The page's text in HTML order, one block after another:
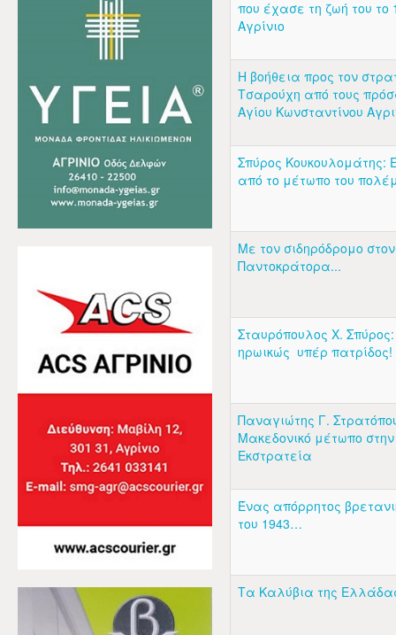
που έχασε τη ζωή του το
Αγρίνιο
Η βοήθεια προς τον
Τσαρούχη από τους
Αγίου Κωνσταντίνου
Σπύρος Κουκουλομάτης:
από το μέτωπο του
Με τον σιδηρόδρομο στον
Παντοκράτορα...
Σταυρόπουλος Χ.
ηρωικώς υπέρ πατρίδος!
Παναγιώτης Γ.
Μακεδονικό μέτωπο
Εκστρατεία
Ένας απόρρητος
του 1943…
Τα Καλύβια της